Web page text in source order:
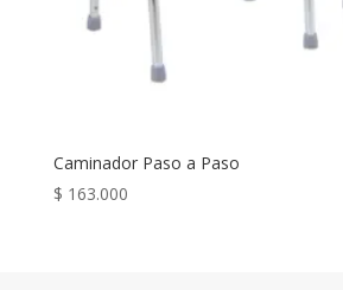
Caminador Paso a Paso
$ 163.000